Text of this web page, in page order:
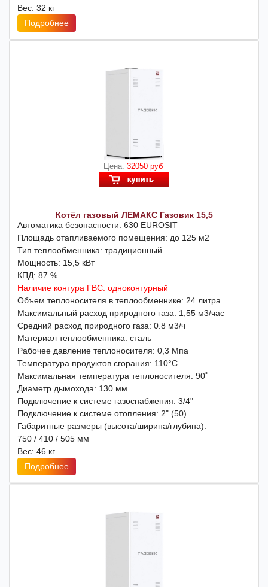
Вес: 32 кг
Подробнее
Цена: 32050 руб
Котёл газовый ЛЕМАКС Газовик 15,5
Автоматика безопасности: 630 EUROSIT
Площадь отапливаемого помещения: до 125 м2
Тип теплообменника: традиционный
Мощность: 15,5 кВт
КПД: 87 %
Наличие контура ГВС: одноконтурный
Объем теплоносителя в теплообменнике: 24 литра
Максимальный расход природного газа: 1,55 м3/час
Средний расход природного газа: 0.8 м3/ч
Материал теплообменника: сталь
Рабочее давление теплоносителя: 0,3 Мпа
Температура продуктов сгорания: 110°С
Максимальная температура теплоносителя: 90˚
Диаметр дымохода: 130 мм
Подключение к системе газоснабжения: 3/4"
Подключение к системе отопления: 2" (50)
Габаритные размеры (высота/ширина/глубина):
750 / 410 / 505 мм
Вес: 46 кг
Подробнее